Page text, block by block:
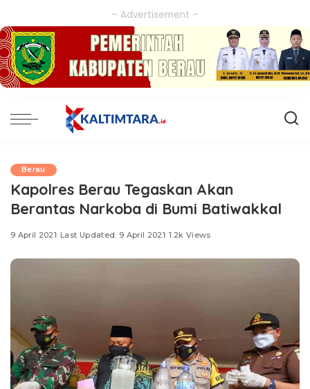
– Advertisement –
Berau
Kapolres Berau Tegaskan Akan
Berantas Narkoba di Bumi Batiwakkal
9 April 2021 Last Updated: 9 April 2021 1.2k Views